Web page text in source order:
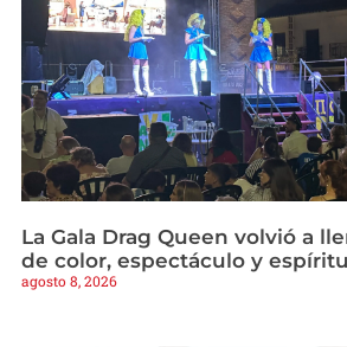
La Gala Drag Queen volvió a
de color, espectáculo y
agosto 8, 2026